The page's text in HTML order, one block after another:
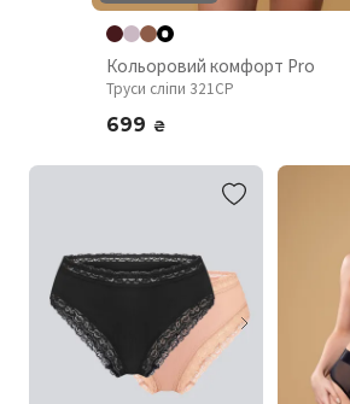
Кольоровий комфорт Pro
Труси сліпи 321CP
699 ₴